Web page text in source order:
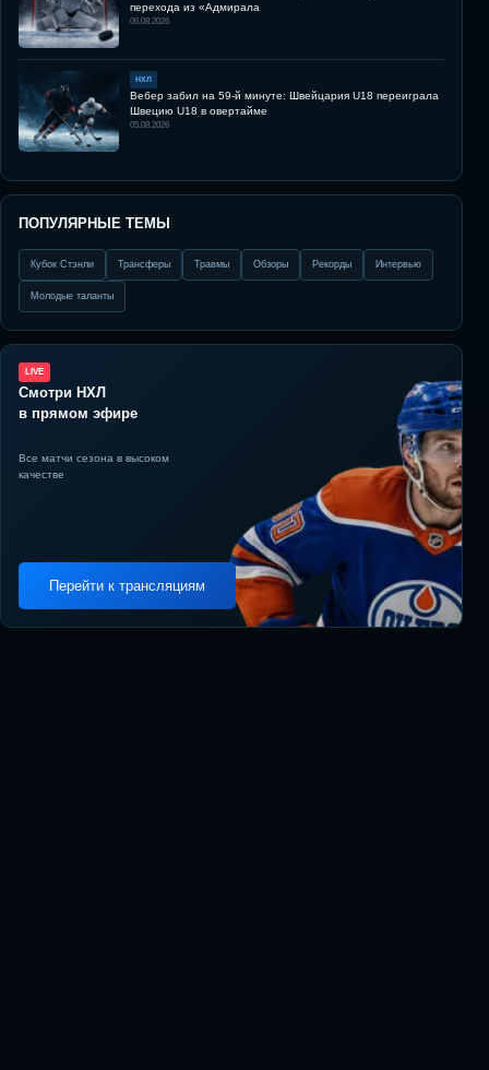
перехода из «Адмирала
06.08.2026
НХЛ
Вебер забил на 59-й минуте: Швейцария U18 переиграла
Швецию U18 в овертайме
05.08.2026
ПОПУЛЯРНЫЕ ТЕМЫ
Кубок Стэнли Трансферы Травмы Обзоры Рекорды Интервью
Молодые таланты
LIVE
Смотри НХЛ
в прямом эфире
Все матчи сезона в высоком
качестве
Перейти к трансляциям